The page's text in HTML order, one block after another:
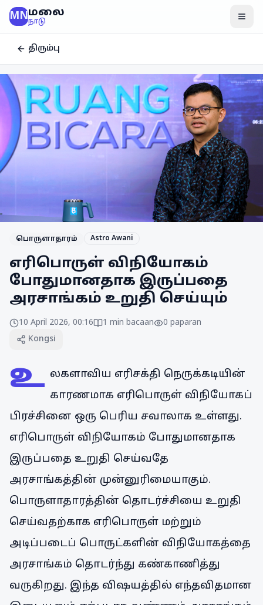
MNமலை
நாடு
திரும்பு
பொருளாதாரம் Astro Awani
எரிபொருள் விநியோகம்
போதுமானதாக இருப்பதை
அரசாங்கம் உறுதி செய்யும்
10 April 2026, 00:16 1 min bacaan 0 paparan
Kongsi
உ லகளாவிய எரிசக்தி நெருக்கடியின்
காரணமாக எரிபொருள் விநியோகப்
பிரச்சினை ஒரு பெரிய சவாலாக உள்ளது.
எரிபொருள் விநியோகம் போதுமானதாக
இருப்பதை உறுதி செய்வதே
அரசாங்கத்தின் முன்னுரிமையாகும்.
பொருளாதாரத்தின் தொடர்ச்சியை உறுதி
செய்வதற்காக எரிபொருள் மற்றும்
அடிப்படைப் பொருட்களின் விநியோகத்தை
அரசாங்கம் தொடர்ந்து கண்காணித்து
வருகிறது. இந்த விஷயத்தில் எந்தவிதமான